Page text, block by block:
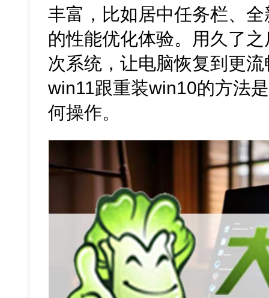
丰富，比如居中任务栏、
的性能优化体验。用久了
次系统，让电脑恢复到更
win11跟重装win10的方法
何操作。